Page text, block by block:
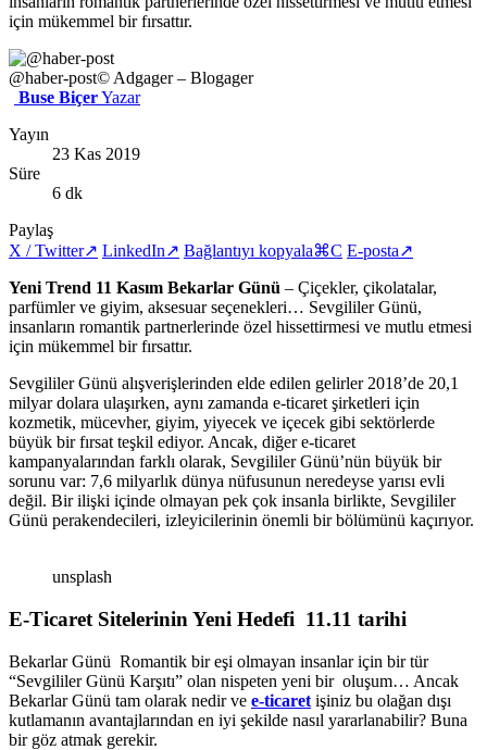
için mükemmel bir fırsattır.
@haber-post© Adgager – Blogager
Buse BiçerYazar
Yayın
23 Kas 2019
Süre
6 dk
Paylaş
X / Twitter↗ LinkedIn↗ Bağlantıyı kopyala⌘C E-posta↗
Yeni Trend 11 Kasım Bekarlar Günü – Çiçekler, çikolatalar,
parfümler ve giyim, aksesuar seçenekleri… Sevgililer Günü,
insanların romantik partnerlerinde özel hissettirmesi ve mutlu etmesi
için mükemmel bir fırsattır.
Sevgililer Günü alışverişlerinden elde edilen gelirler 2018’de 20,1
milyar dolara ulaşırken, aynı zamanda e-ticaret şirketleri için
kozmetik, mücevher, giyim, yiyecek ve içecek gibi sektörlerde
büyük bir fırsat teşkil ediyor. Ancak, diğer e-ticaret
kampanyalarından farklı olarak, Sevgililer Günü’nün büyük bir
sorunu var: 7,6 milyarlık dünya nüfusunun neredeyse yarısı evli
değil. Bir ilişki içinde olmayan pek çok insanla birlikte, Sevgililer
Günü perakendecileri, izleyicilerinin önemli bir bölümünü kaçırıyor.
unsplash
E-Ticaret Sitelerinin Yeni Hedefi 11.11 tarihi
Bekarlar Günü Romantik bir eşi olmayan insanlar için bir tür
“Sevgililer Günü Karşıtı” olan nispeten yeni bir oluşum… Ancak
Bekarlar Günü tam olarak nedir ve e-ticaret işiniz bu olağan dışı
kutlamanın avantajlarından en iyi şekilde nasıl yararlanabilir? Buna
bir göz atmak gerekir.